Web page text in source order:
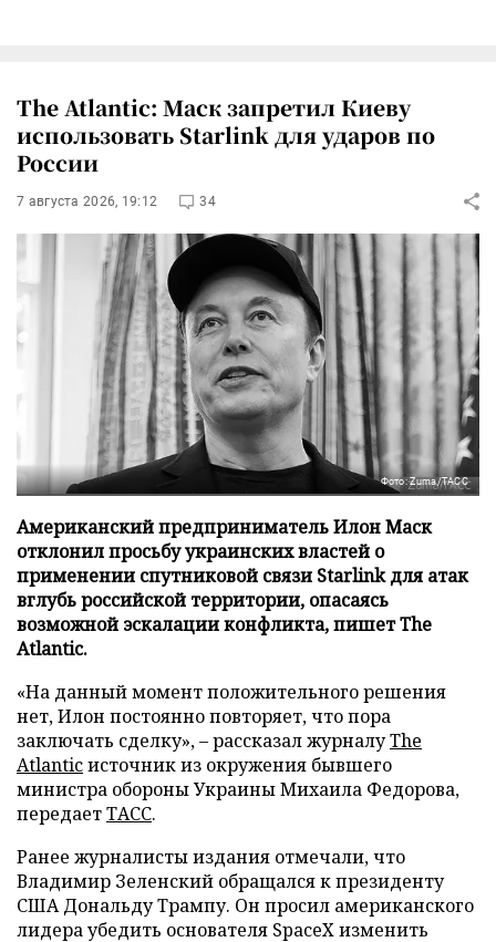
The Atlantic: Маск запретил Киеву
использовать Starlink для ударов по
России
7 августа 2026, 19:12 34
Фото: Zuma/ТАСС
Американский предприниматель Илон Маск
отклонил просьбу украинских властей о
применении спутниковой связи Starlink для атак
вглубь российской территории, опасаясь
возможной эскалации конфликта, пишет The
Atlantic.
«На данный момент положительного решения
нет, Илон постоянно повторяет, что пора
заключать сделку», – рассказал журналуThe
Atlanticисточник из окружения бывшего
министра обороны Украины Михаила Федорова,
передаетТАСС.
Ранее журналисты издания отмечали, что
Владимир Зеленский обращался к президенту
США Дональду Трампу. Он просил американского
лидера убедить основателя SpaceX изменить